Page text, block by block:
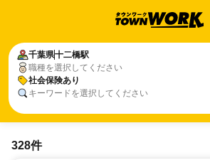
千葉県十二橋駅
職種を選択してください
社会保険あり
キーワードを選択してください
328件